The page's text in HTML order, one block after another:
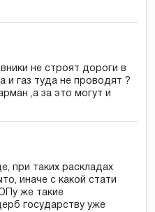
не строят дороги в
и газ туда не проводят ?
,а за это могут и
при таких раскладах
иначе с какой стати
же такие
государству уже